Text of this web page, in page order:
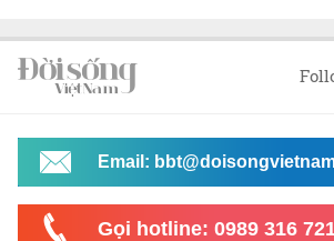
Email:
Gọi hotline: 0989 316